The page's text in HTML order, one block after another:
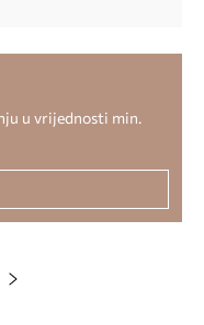
u vrijednosti min.